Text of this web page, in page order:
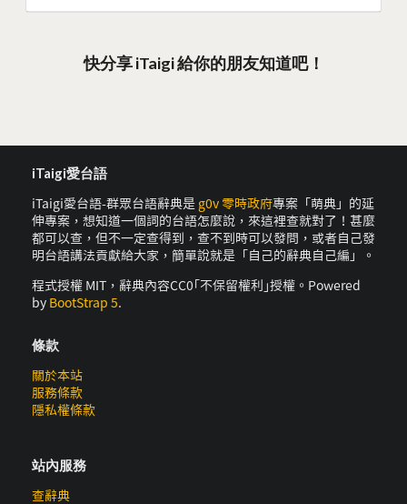
快分享 iTaigi 給你的朋友知道吧！
iTaigi愛台語
iTaigi愛台語-群眾台語辭典是 g0v 零時政府專案「萌典」的延
伸專案，想知道一個詞的台語怎麼說，來這裡查就對了！甚麼
都可以查，但不一定查得到，查不到時可以發問，或者自己發
明台語講法貢獻給大家，簡單說就是「自己的辭典自己編」。
程式授權 MIT，辭典內容CC0｢不保留權利｣授權。Powered
by BootStrap 5.
條款
關於本站
服務條款
隱私權條款
站內服務
查辭典